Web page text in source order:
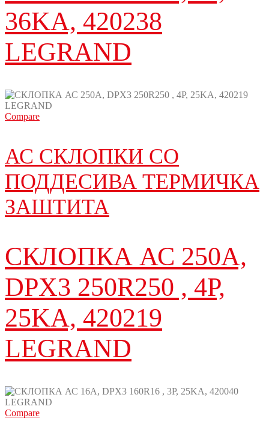
36KA, 420238
LEGRAND
Compare
АС СКЛОПКИ СО
ПОДДЕСИВА ТЕРМИЧКА
ЗАШТИТА
СКЛОПКА АС 250A,
DPX3 250R250 , 4P,
25KA, 420219
LEGRAND
Compare